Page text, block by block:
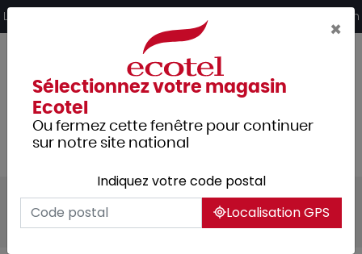
Livraison offerte dès 249€ HT d’achat et retrait 2h en magasin
Tous les produits
Arts de la table
Vaisselle
Assiettes & services
×
Sélectionnez votre magasin
Ecotel
Ou fermez cette fenêtre pour continuer
sur notre site national
Indiquez votre code postal
Localisation GPS
Panneau de gestion des cookies